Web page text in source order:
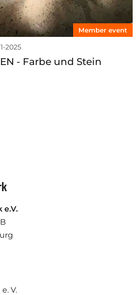
Member event
2025
- Farbe und Stein
e.V.
V.